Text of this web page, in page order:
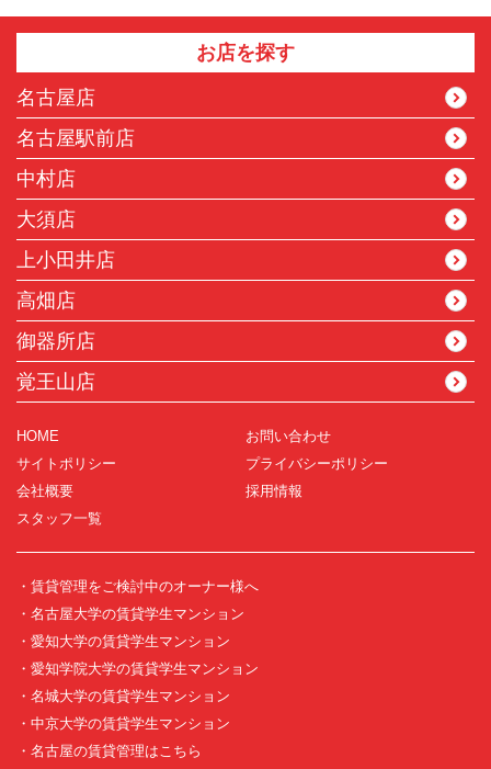
お店を探す
名古屋店
名古屋駅前店
中村店
大須店
上小田井店
高畑店
御器所店
覚王山店
HOME
お問い合わせ
サイトポリシー
プライバシーポリシー
会社概要
採用情報
スタッフ一覧
・賃貸管理をご検討中のオーナー様へ
・名古屋大学の賃貸学生マンション
・愛知大学の賃貸学生マンション
・愛知学院大学の賃貸学生マンション
・名城大学の賃貸学生マンション
・中京大学の賃貸学生マンション
・名古屋の賃貸管理はこちら